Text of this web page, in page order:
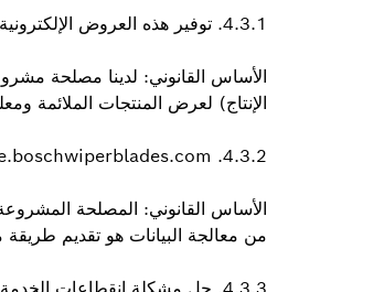
4.3.1. توفير هذه العروض الإلكترونية
الأساس القانوني: لدينا مصلحة
الإنتاج) لعرض المنتجات الملائمة
4.3.2. www.guide.boschwiperblades.com
الأساس القانوني: المصلحة
من معالجة البيانات هو تقديم